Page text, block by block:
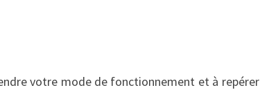
votre mode de fonctionnement et à repérer